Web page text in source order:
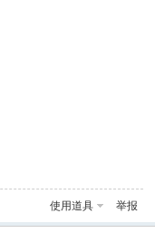
使用道具 举报